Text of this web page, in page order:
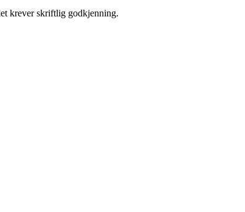
krever skriftlig godkjenning.